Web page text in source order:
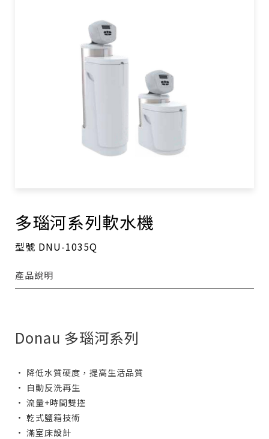
多瑙河系列軟水機
型號 DNU-1035Q
產品說明
Donau 多瑙河系列
• 降低水質硬度，提高生活品質
• 自動反洗再生
• 流量+時間雙控
• 乾式鹽箱技術
• 滿室床設計